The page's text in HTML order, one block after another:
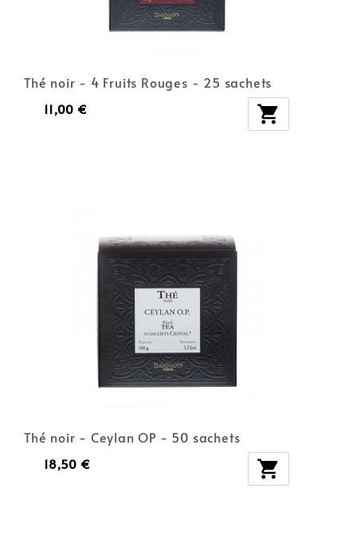
Thé noir - 4 Fruits Rouges - 25 sachets
11,00 € 
Thé noir - Ceylan OP - 50 sachets
18,50 € 